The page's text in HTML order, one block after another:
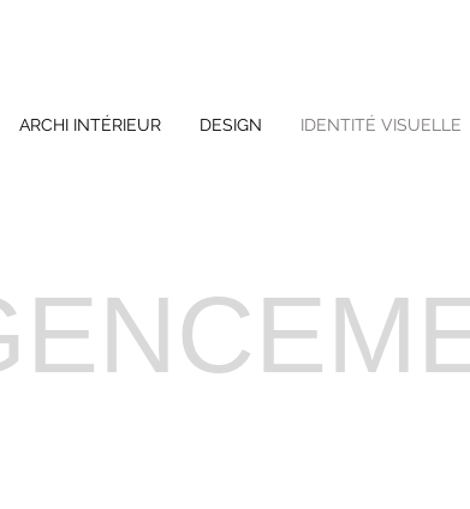
ARCHI INTÉRIEUR DESIGN IDENTITÉ VISUELLE